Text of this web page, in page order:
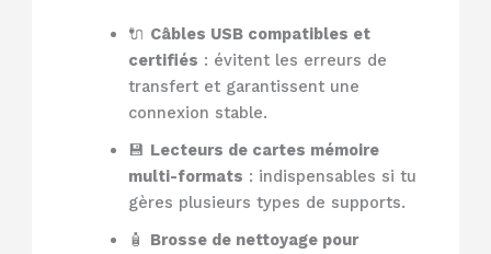
🔌 Câbles USB compatibles et
certifiés : évitent les erreurs de
transfert et garantissent une
connexion stable.
💾 Lecteurs de cartes mémoire
multi-formats : indispensables si tu
gères plusieurs types de supports.
🧴 Brosse de nettoyage pour